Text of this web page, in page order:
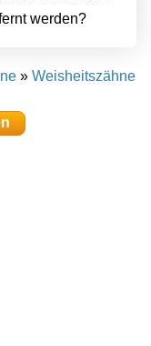
werden?
» Weisheitszähne